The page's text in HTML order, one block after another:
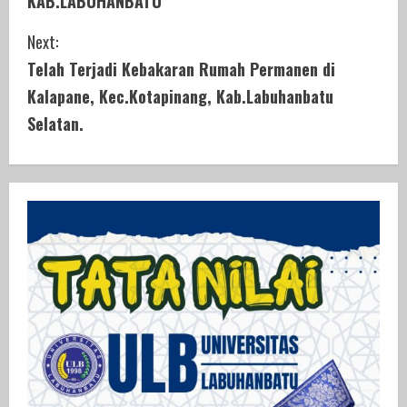
n
t
i
n
u
R
e
a
d
Next:
Telah Terjadi Kebakaran Rumah Permanen di
Kalapane, Kec.Kotapinang, Kab.Labuhanbatu
Selatan.